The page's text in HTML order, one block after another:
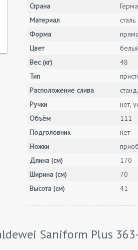
Страна
Материал
сталь
Форма
Цвет
Вес (кг)
48
Тип
Расположение слива
Ручки
нет,
Объём
111
Подголовник
нет
Ножки
Длина (см)
170
Ширина (см)
70
Высота (см)
41
Saniform Plus